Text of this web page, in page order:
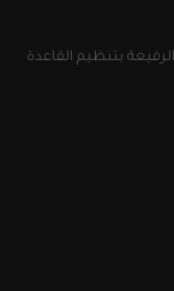
بتنظيم القاعدة